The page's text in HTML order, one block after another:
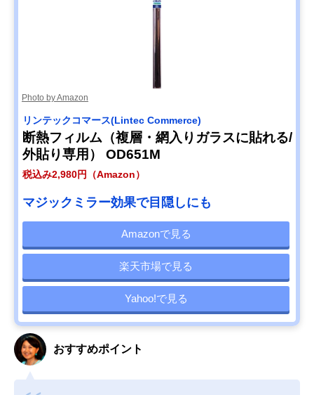
Photo by Amazon
リンテックコマース(Lintec Commerce)
断熱フィルム（複層・網入りガラスに貼れる/
外貼り専用） OD651M
税込み2,980円（Amazon）
マジックミラー効果で目隠しにも
Amazonで見る
楽天市場で見る
Yahoo!で見る
おすすめポイント